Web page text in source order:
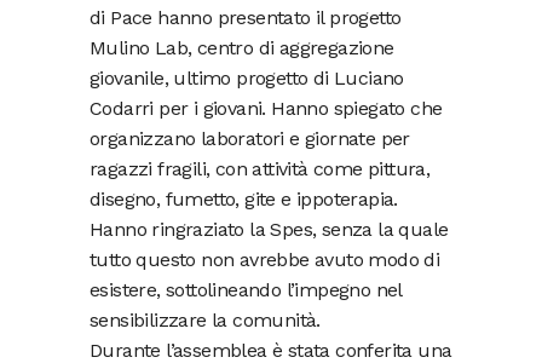
di Pace hanno presentato il progetto
Mulino Lab, centro di aggregazione
giovanile, ultimo progetto di Luciano
Codarri per i giovani. Hanno spiegato che
organizzano laboratori e giornate per
ragazzi fragili, con attività come pittura,
disegno, fumetto, gite e ippoterapia.
Hanno ringraziato la Spes, senza la quale
tutto questo non avrebbe avuto modo di
esistere, sottolineando l’impegno nel
sensibilizzare la comunità.
Durante l’assemblea è stata conferita una